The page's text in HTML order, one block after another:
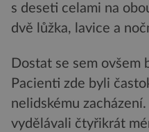
s deseti celami na
dvě lůžka, lavice a
Dostat se sem ovšem
Pacienti zde byli
nelidskému
vydělávali čtyřikrát